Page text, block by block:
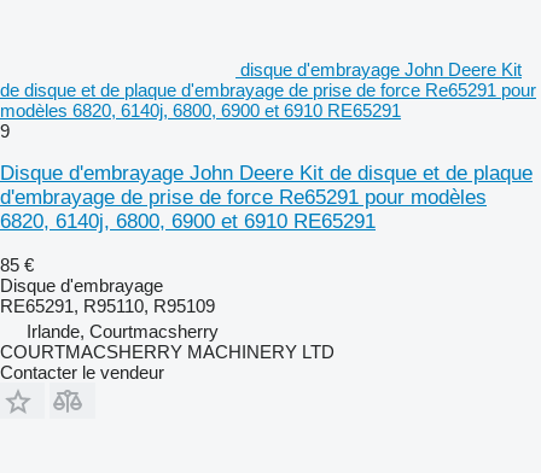
disque d'embrayage John Deere Kit
de disque et de plaque d'embrayage de prise de force Re65291 pour
modèles 6820, 6140j, 6800, 6900 et 6910 RE65291
9
Disque d'embrayage John Deere Kit de disque et de plaque
d'embrayage de prise de force Re65291 pour modèles
6820, 6140j, 6800, 6900 et 6910 RE65291
85 €
Disque d'embrayage
RE65291, R95110, R95109
Irlande, Courtmacsherry
COURTMACSHERRY MACHINERY LTD
Contacter le vendeur